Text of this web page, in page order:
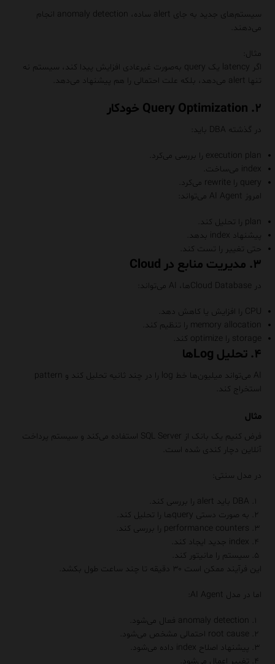
سیستم‌های جدید به جای alert ساده، anomaly detection انجام
می‌دهند.
مثال:
اگر latency یک query به‌صورت غیرعادی افزایش پیدا کند، سیستم نه
تنها alert می‌دهد، بلکه علت احتمالی را هم پیشنهاد می‌دهد.
۲. Query Optimization خودکار
در گذشته DBA باید:
execution plan را بررسی می‌کرد.
index می‌ساخت.
query را rewrite می‌کرد.
امروز AI Agent می‌تواند:
plan را تحلیل کند.
پیشنهاد index بدهد.
حتی تغییر را تست کند.
۳. مدیریت منابع در Cloud
در Cloud Databaseها، AI می‌تواند:
CPU را افزایش یا کاهش دهد.
memory allocation را تنظیم کند.
storage را optimize کند.
۴. تحلیل Logها
AI می‌تواند میلیون‌ها خط log را در چند ثانیه تحلیل کند و pattern
استخراج کند.
مثال
فرض کنیم یک بانک از SQL Server استفاده می‌کند و سیستم پرداخت
آنلاین دچار کندی شده است.
در مدل سنتی:
DBA باید alert را بررسی کند.
به صورت دستی queryها را تحلیل کند.
performance counters را بررسی کند.
index جدید ایجاد کند.
سیستم را مانیتور کند.
این فرآیند ممکن است ۳۰ دقیقه تا چند ساعت طول بکشد.
اما در مدل AI Agent:
anomaly detection فعال می‌شود.
root cause احتمالی مشخص می‌شود.
پیشنهاد اصلاح index داده می‌شود.
تغییر اعمال می‌شود.